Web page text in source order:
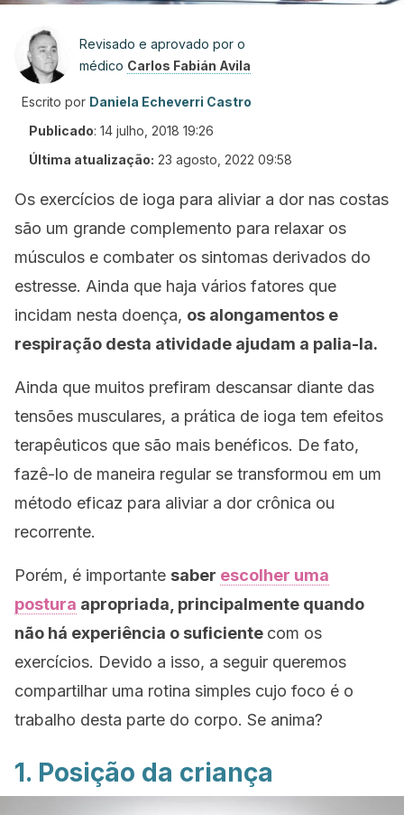
Revisado e aprovado por o
médico Carlos Fabián Avila
Escrito por Daniela Echeverri Castro
Publicado: 14 julho, 2018 19:26
Última atualização: 23 agosto, 2022 09:58
Os exercícios de ioga para aliviar a dor nas costas
são um grande complemento para relaxar os
músculos e combater os sintomas derivados do
estresse. Ainda que haja vários fatores que
incidam nesta doença, os alongamentos e
respiração desta atividade ajudam a palia-la.
Ainda que muitos prefiram descansar diante das
tensões musculares, a prática de ioga tem efeitos
terapêuticos que são mais benéficos. De fato,
fazê-lo de maneira regular se transformou em um
método eficaz para aliviar a dor crônica ou
recorrente.
Porém, é importante saber escolher uma
postura apropriada, principalmente quando
não há experiência o suficiente com os
exercícios. Devido a isso, a seguir queremos
compartilhar uma rotina simples cujo foco é o
trabalho desta parte do corpo. Se anima?
1. Posição da criança